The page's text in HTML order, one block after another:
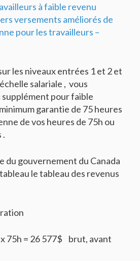
à faible revenu
versements améliorés de
pour les travailleurs –
les niveaux entrées 1 et 2 et
salariale , vous
supplément pour faible
garantie de 75 heures
de vos heures de 75h ou
.
du gouvernement du Canada
le tableau des revenus
= 26 577$ brut, avant